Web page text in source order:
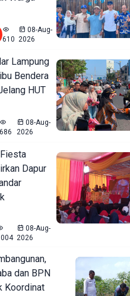
610
08-Aug-
2026
Lampung
Bendera
HUT
686
08-Aug-
2026
Dapur
08-Aug-
2026
dan BPN
Koordinat